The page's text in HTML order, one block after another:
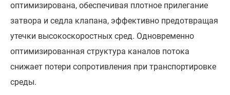
оптимизирована, обеспечивая плотное прилегание
затвора и седла клапана, эффективно предотвращая
утечки высокоскоростных сред. Одновременно
оптимизированная структура каналов потока
снижает потери сопротивления при транспортировке
среды.